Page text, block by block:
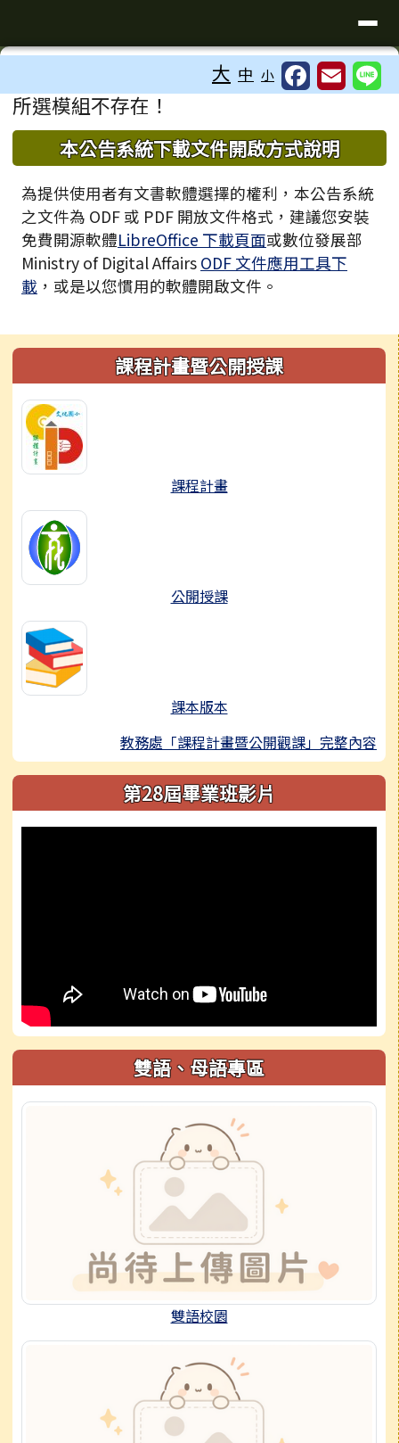
臺南市歸仁區文化國小全球資訊站
⏸
大 中 小
主內容區域
所選模組不存在！
下中區域內容
本公告系統下載文件開啟方式說明
為提供使用者有文書軟體選擇的權利，本公告系統
之文件為 ODF 或 PDF 開放文件格式，建議您安裝
免費開源軟體LibreOffice 下載頁面或數位發展部
Ministry of Digital Affairs ODF 文件應用工具下
載 ，或是以您慣用的軟體開啟文件。
左邊區域內容課程計畫暨公開授課
課程計畫
公開授課
課本版本
教務處「課程計畫暨公開觀課」完整內容
第28屆畢業班影片
雙語、母語專區
雙語校園
頁尾區域